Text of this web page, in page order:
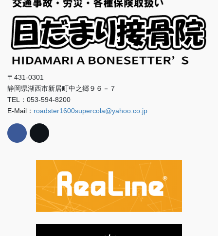
〒431-0301
静岡県湖西市新居町中之郷９６－７
TEL：053-594-8200
E-Mail： roadster1600supercola@yahoo.co.jp